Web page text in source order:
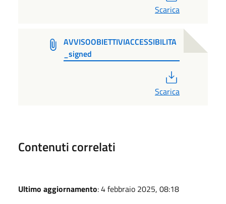
Scarica
AVVISOOBIETTIVIACCESSIBILITA
_signed
Scarica
Contenuti correlati
Ultimo aggiornamento: 4 febbraio 2025, 08:18